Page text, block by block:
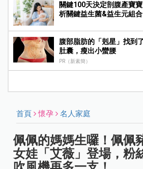
關鍵100天決定剖腹產寶
析關鍵益生菌&益生元組合
腹部脂肪的「剋星」找到
肚囊，瘦出小蠻腰
PR（新素簡）
首頁 懷孕 名人家庭
佩佩的媽媽生囉！佩佩
女娃「艾薇」登場，粉